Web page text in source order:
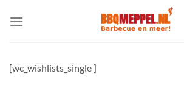
naar
[wc_wishlists_single ]